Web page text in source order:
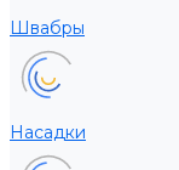
Швабры
Насадки